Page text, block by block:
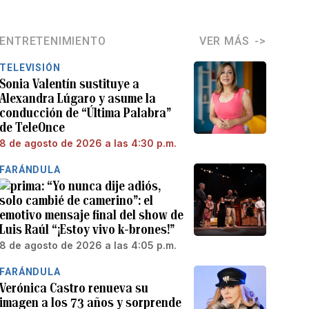
ENTRETENIMIENTO VER MÁS
TELEVISIÓN
Sonia Valentín sustituye a
Alexandra Lúgaro y asume la
conducción de “Última Palabra”
de TeleOnce
8 de agosto de 2026 a las 4:30 p.m.
FARÁNDULA
“Yo nunca dije adiós,
solo cambié de camerino”: el
emotivo mensaje final del show de
Luis Raúl “¡Estoy vivo k-brones!”
8 de agosto de 2026 a las 4:05 p.m.
FARÁNDULA
Verónica Castro renueva su
imagen a los 73 años y sorprende